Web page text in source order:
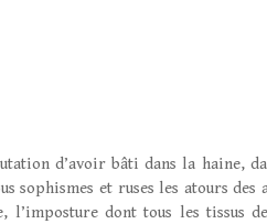
d’avoir bâti dans la haine,
sophismes et ruses les atours
dont tous les tissus